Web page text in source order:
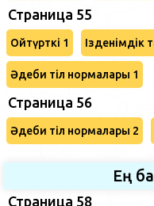
Страница 55
Ойтүрткі 1 Ізденімдік
Әдеби тіл нормалары 1
Страница 56
Әдеби тіл нормалары 2
Ең
Страница 58